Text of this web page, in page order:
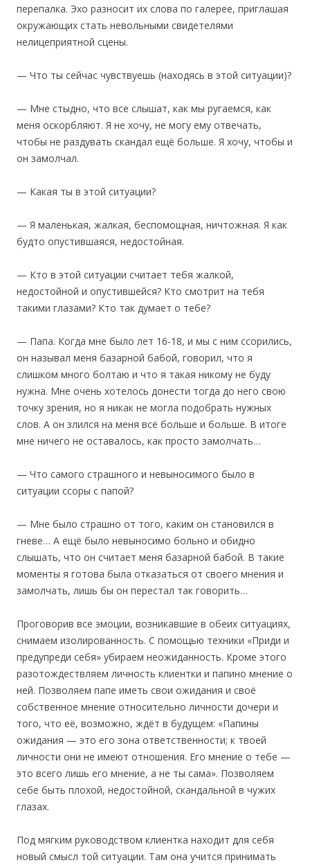
перепалка. Эхо разносит их слова по галерее, приглашая
окружающих стать невольными свидетелями
нелицеприятной сцены.
— Что ты сейчас чувствуешь (находясь в этой ситуации)?
— Мне стыдно, что все слышат, как мы ругаемся, как
меня оскорбляют. Я не хочу, не могу ему отвечать,
чтобы не раздувать скандал ещё больше. Я хочу, чтобы и
он замолчал.
— Какая ты в этой ситуации?
— Я маленькая, жалкая, беспомощная, ничтожная. Я как
будто опустившаяся, недостойная.
— Кто в этой ситуации считает тебя жалкой,
недостойной и опустившейся? Кто смотрит на тебя
такими глазами? Кто так думает о тебе?
— Папа. Когда мне было лет 16-18, и мы с ним ссорились,
он называл меня базарной бабой, говорил, что я
слишком много болтаю и что я такая никому не буду
нужна. Мне очень хотелось донести тогда до него свою
точку зрения, но я никак не могла подобрать нужных
слов. А он злился на меня всё больше и больше. В итоге
мне ничего не оставалось, как просто замолчать…
— Что самого страшного и невыносимого было в
ситуации ссоры с папой?
— Мне было страшно от того, каким он становился в
гневе… А ещё было невыносимо больно и обидно
слышать, что он считает меня базарной бабой. В такие
моменты я готова была отказаться от своего мнения и
замолчать, лишь бы он перестал так говорить…
Проговорив все эмоции, возникавшие в обеих ситуациях,
снимаем изолированность. С помощью техники «Приди и
предупреди себя» убираем неожиданность. Кроме этого
разотождествляем личность клиентки и папино мнение о
ней. Позволяем папе иметь свои ожидания и своё
собственное мнение относительно личности дочери и
того, что её, возможно, ждёт в будущем: «Папины
ожидания — это его зона ответственности; к твоей
личности они не имеют отношения. Его мнение о тебе —
это всего лишь его мнение, а не ты сама». Позволяем
себе быть плохой, недостойной, скандальной в чужих
глазах.
Под мягким руководством клиентка находит для себя
новый смысл той ситуации. Там она учится принимать